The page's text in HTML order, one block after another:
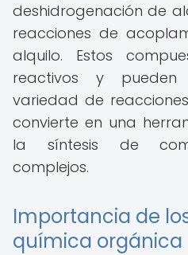
deshidrogenación de
reacciones de
alquilo. Estos
reactivos y
variedad de
convierte en una
la síntesis de
complejos.
Importancia de
química orgánica